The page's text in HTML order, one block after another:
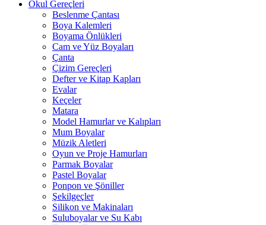
Okul Gereçleri
Beslenme Çantası
Boya Kalemleri
Boyama Önlükleri
Cam ve Yüz Boyaları
Çanta
Çizim Gereçleri
Defter ve Kitap Kapları
Evalar
Keçeler
Matara
Model Hamurlar ve Kalıpları
Mum Boyalar
Müzik Aletleri
Oyun ve Proje Hamurları
Parmak Boyalar
Pastel Boyalar
Ponpon ve Şöniller
Şekilgeçler
Silikon ve Makinaları
Suluboyalar ve Su Kabı